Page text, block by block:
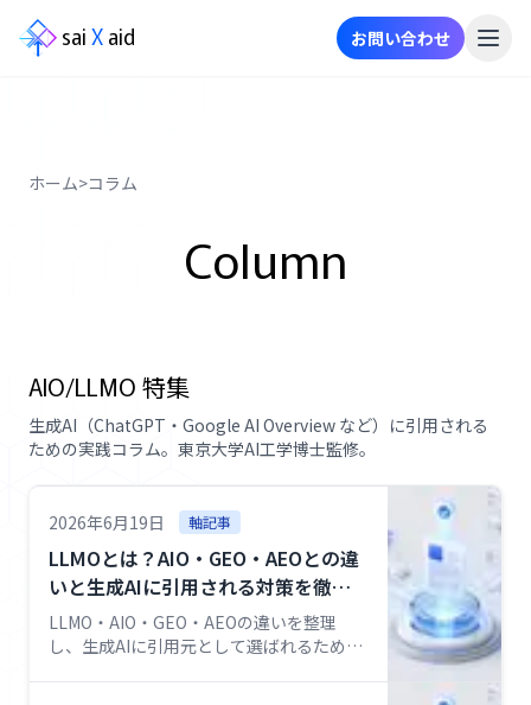
saiXaid お問い合わせ
ニ
ー
事
例
コ
ラ
ホーム>コラム
Column
AIO/LLMO 特集
生成AI（ChatGPT・Google AI Overview など）に引用される
ための実践コラム。東京大学AI工学博士監修。
2026年6月19日 軸記事
LLMOとは？AIO・GEO・AEOとの違
いと生成AIに引用される対策を徹底
解説
LLMO・AIO・GEO・AEOの違いを整理
し、生成AIに引用元として選ばれるための